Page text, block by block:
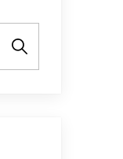
Cerca